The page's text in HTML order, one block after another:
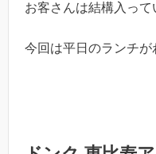
お客さんは結構入って
今回は平日のランチが